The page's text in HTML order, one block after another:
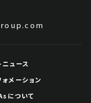
ニュース
ォメーション
について